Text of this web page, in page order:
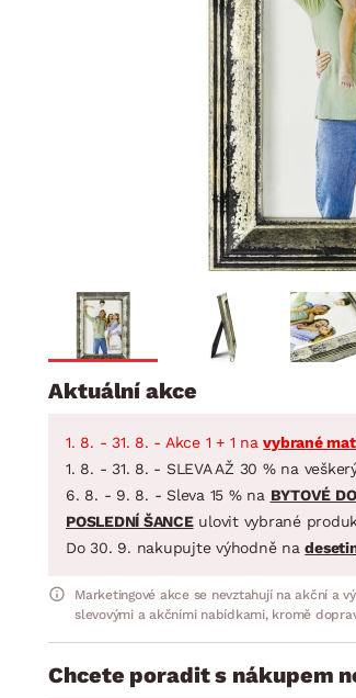
Dětský pokoj
Předsíň, šatna a chodba
Domácnost
Aktuální akce
1. 8. - 31. 8. - Akce 1 + 1 navybrané
1. 8. - 31. 8. - SLEVA AŽ 30 % na
6. 8. - 9. 8. - Sleva 15 % na BYTOVÉ
POSLEDNÍ ŠANCEulovit vybrané
Do 30. 9. nakupujte výhodně na
Marketingové akce se nevztahují na akční a
slevovými a akčními nabídkami, kromě
Chcete poradit s nákupem